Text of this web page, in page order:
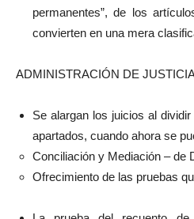
permanentes”, de los
convierten en una mera
ADMINISTRACIÓN DE
Se alargan los juicios al
apartados, cuando ahora se
Conciliación y Mediación – de
Ofrecimiento de las pruebas